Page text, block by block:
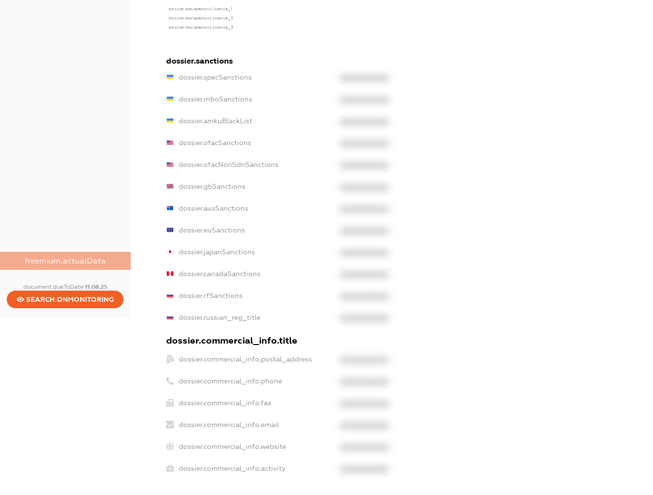
freemium.actualData
document.dueToDate 11.08.25
SEARCH.ONMONITORING
dossier.declarations.license_1
dossier.declarations.license_2
dossier.declarations.license_3
dossier.sanctions
dossier.specSanctions
dossier.rnboSanctions
dossier.amkuBlackList
dossier.ofacSanctions
dossier.ofacNonSdnSanctions
dossier.gbSanctions
dossier.ausSanctions
dossier.euSanctions
dossier.japanSanctions
dossier.canadaSanctions
dossier.rfSanctions
dossier.russian_reg_title
dossier.commercial_info.title
dossier.commercial_info.postal_address
dossier.commercial_info.phone
dossier.commercial_info.fax
dossier.commercial_info.email
dossier.commercial_info.website
dossier.commercial_info.activity